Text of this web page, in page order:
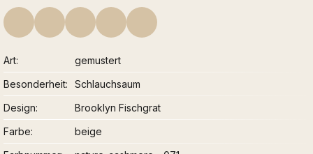
Art
gemustert
Besonderheit
Schlauchsaum
Design
Brooklyn Fischgrat
Farbe
beige